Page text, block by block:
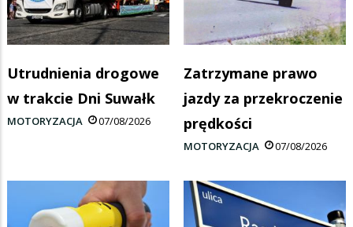
Utrudnienia drogowe
w trakcie Dni Suwałk
MOTORYZACJA 07/08/2026
Zatrzymane prawo
jazdy za przekroczenie
prędkości
MOTORYZACJA 07/08/2026